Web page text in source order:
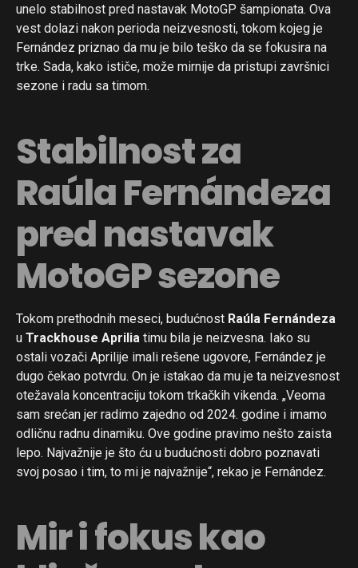
unelo stabilnost pred nastavak MotoGP šampionata. Ova
vest dolazi nakon perioda neizvesnosti, tokom kojeg je
Fernández priznao da mu je bilo teško da se fokusira na
trke. Sada, kako ističe, može mirnije da pristupi završnici
sezone i radu sa timom.
Stabilnost za
Raúla Fernándeza
pred nastavak
MotoGP sezone
Tokom prethodnih meseci, budućnost Raúla Fernándeza
u Trackhouse Aprilia timu bila je neizvesna. Iako su
ostali vozači Aprilije imali rešene ugovore, Fernández je
dugo čekao potvrdu. On je istakao da mu je ta neizvesnost
otežavala koncentraciju tokom trkačkih vikenda. „Veoma
sam srećan jer radimo zajedno od 2024. godine i imamo
odličnu radnu dinamiku. Ove godine pravimo nešto zaista
lepo. Najvažnije je što ću u budućnosti dobro poznavati
svoj posao i tim, to mi je najvažnije“, rekao je Fernández.
Mir i fokus kao